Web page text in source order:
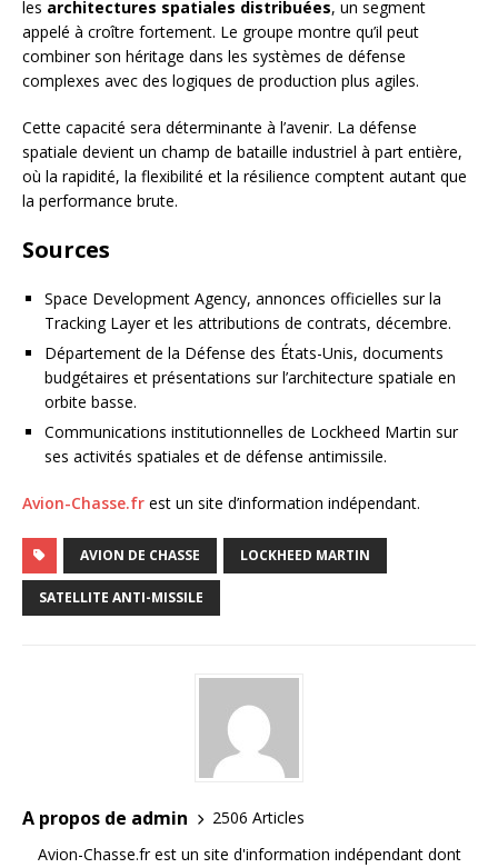
les architectures spatiales distribuées, un segment
appelé à croître fortement. Le groupe montre qu’il peut
combiner son héritage dans les systèmes de défense
complexes avec des logiques de production plus agiles.
Cette capacité sera déterminante à l’avenir. La défense
spatiale devient un champ de bataille industriel à part entière,
où la rapidité, la flexibilité et la résilience comptent autant que
la performance brute.
Sources
Space Development Agency, annonces officielles sur la
Tracking Layer et les attributions de contrats, décembre.
Département de la Défense des États-Unis, documents
budgétaires et présentations sur l’architecture spatiale en
orbite basse.
Communications institutionnelles de Lockheed Martin sur
ses activités spatiales et de défense antimissile.
Avion-Chasse.fr est un site d’information indépendant.
AVION DE CHASSE LOCKHEED MARTIN
SATELLITE ANTI-MISSILE
A propos de admin
2506 Articles
Avion-Chasse.fr est un site d'information indépendant dont